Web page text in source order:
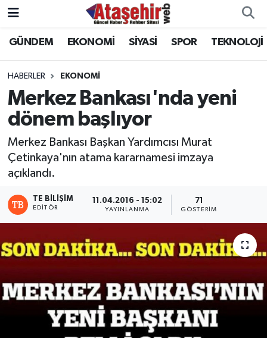
GÜNDEM EKONOMİ SİYASİ SPOR TEKNOLOJİ
HABERLER EKONOMİ
Merkez Bankası'nda yeni
dönem başlıyor
Merkez Bankası Başkan Yardımcısı Murat
Çetinkaya'nın atama kararnamesi imzaya
açıklandı.
TE BILIŞIM
EDITÖR
11.04.2016 - 15:02
YAYINLANMA
71
GÖSTERIM
Hava Durumu
Trafik Durumu
Süper Lig Puan Durumu ve Fikstür
Tüm Manşetler
Son Dakika Haberleri
Haber Arşivi